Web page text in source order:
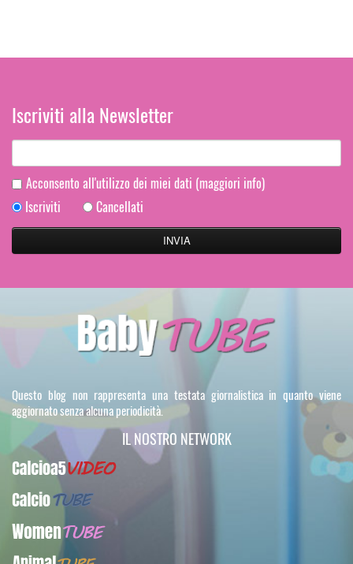
Iscriviti alla Newsletter
Acconsento all'utilizzo dei miei dati (maggiori info)
Iscriviti
Cancellati
Questo blog non rappresenta una testata giornalistica in quanto viene
aggiornato senza alcuna periodicità.
IL NOSTRO NETWORK
Calcioa5Video